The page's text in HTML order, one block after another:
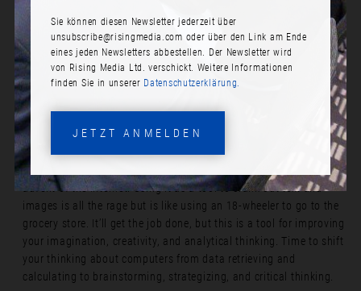
More Info Accept
GenAI changes our relationship with technology. It’s a step-
change from computation and automation to inspiration and
innovation. Time to take the biggest leap in technology since the
advent of the Internet. Using it as a tool to crank out text and
images is all the rage but is like using an 18-wheeler to go to the
grocery store. It’ll get the job done, but this is a tool for improving
your imagination, creativity, and analytical thinking. Time to shift
your thinking about computers from data retrieving and
calculating to brainstorming, strategizing, and critical thinking.
Sie können diesen Newsletter jederzeit über
unsubscribe@risingmedia.com oder über den Link am Ende
eines jeden Newsletters abbestellen. Der Newsletter wird
von Rising Media Ltd. verschickt. Weitere Informationen
finden Sie in unserer Datenschutzerklärung.
JETZT ANMELDEN